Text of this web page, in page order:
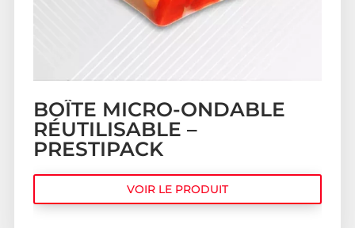
BOÎTE MICRO-ONDABLE
RÉUTILISABLE –
PRESTIPACK
VOIR LE PRODUIT